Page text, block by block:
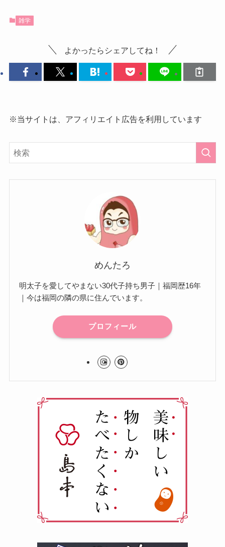
雑学
よかったらシェアしてね！
※当サイトは、アフィリエイト広告を利用しています
めんたろ
明太子を愛してやまない30代子持ち男子｜福岡歴16年
｜今は福岡の隣の県に住んでいます。
プロフィール